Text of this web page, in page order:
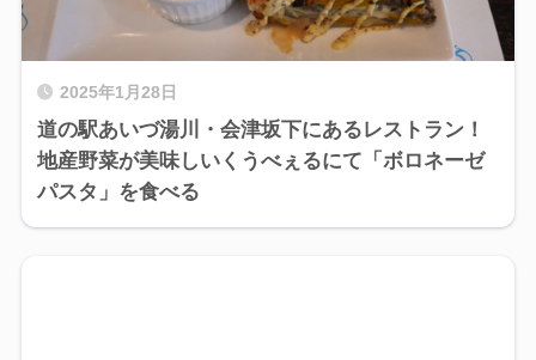
2025年1月28日
道の駅あいづ湯川・会津坂下にあるレストラン！
地産野菜が美味しいくうべぇるにて「ボロネーゼ
パスタ」を食べる